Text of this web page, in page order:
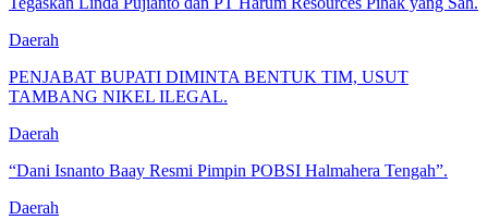
Daerah
PENJABAT BUPATI DIMINTA BENTUK TIM, USUT
TAMBANG NIKEL ILEGAL.
Daerah
“Dani Isnanto Baay Resmi Pimpin POBSI Halmahera Tengah”.
Daerah